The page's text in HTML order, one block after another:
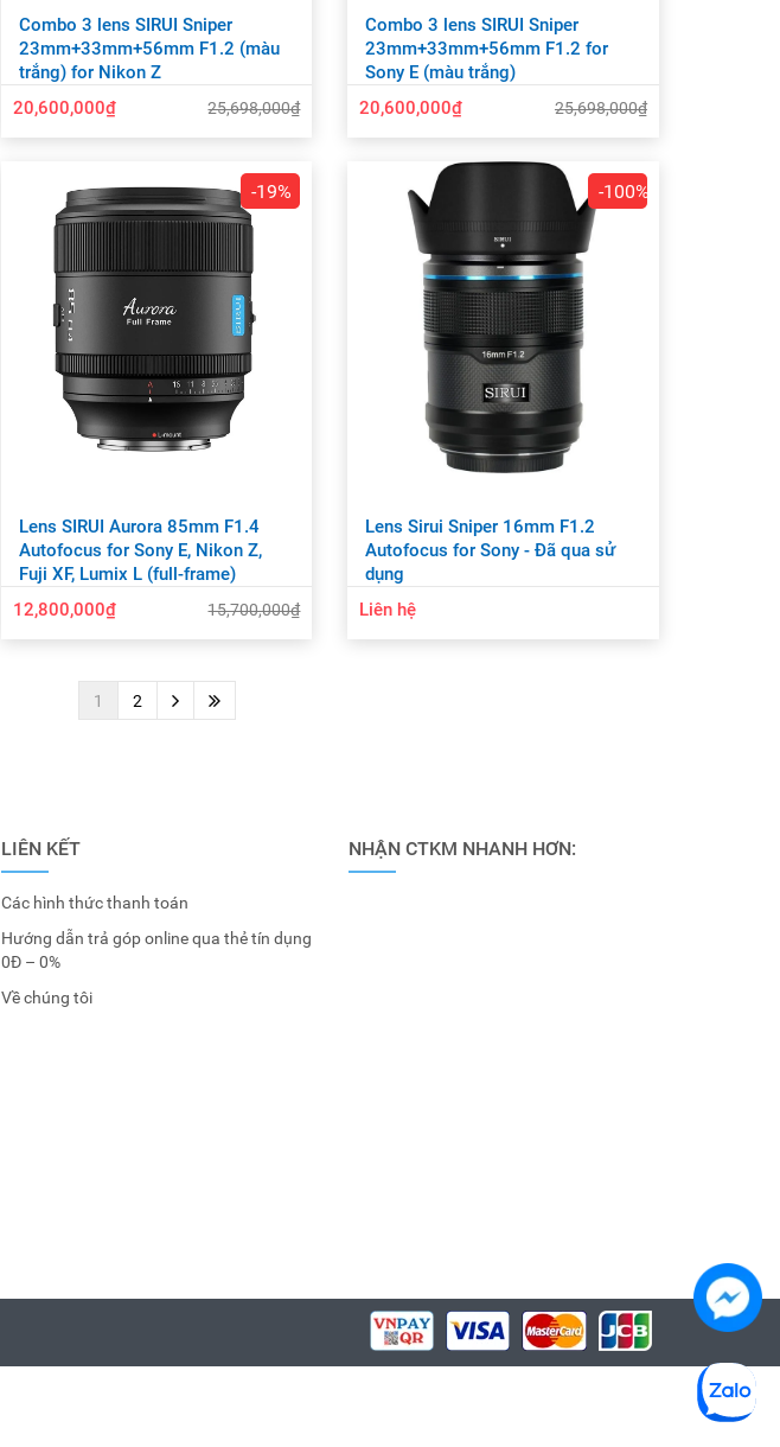
Combo 3 lens SIRUI Sniper
23mm+33mm+56mm F1.2 (màu
trắng) for Nikon Z
20,600,000₫
25,698,000₫
Combo 3 lens SIRUI Sniper
23mm+33mm+56mm F1.2 for
Sony E (màu trắng)
20,600,000₫
25,698,000₫
-19%
Lens SIRUI Aurora 85mm F1.4
Autofocus for Sony E, Nikon Z,
Fuji XF, Lumix L (full-frame)
12,800,000₫
15,700,000₫
-100%
Lens Sirui Sniper 16mm F1.2
Autofocus for Sony - Đã qua sử
dụng
Liên hệ
1 2
LIÊN KẾT
Các hình thức thanh toán
Hướng dẫn trả góp online qua thẻ tín dụng
0Đ – 0%
Về chúng tôi
NHẬN CTKM NHANH HƠN: